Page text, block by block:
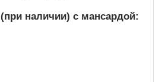
(при наличии) с мансардой: